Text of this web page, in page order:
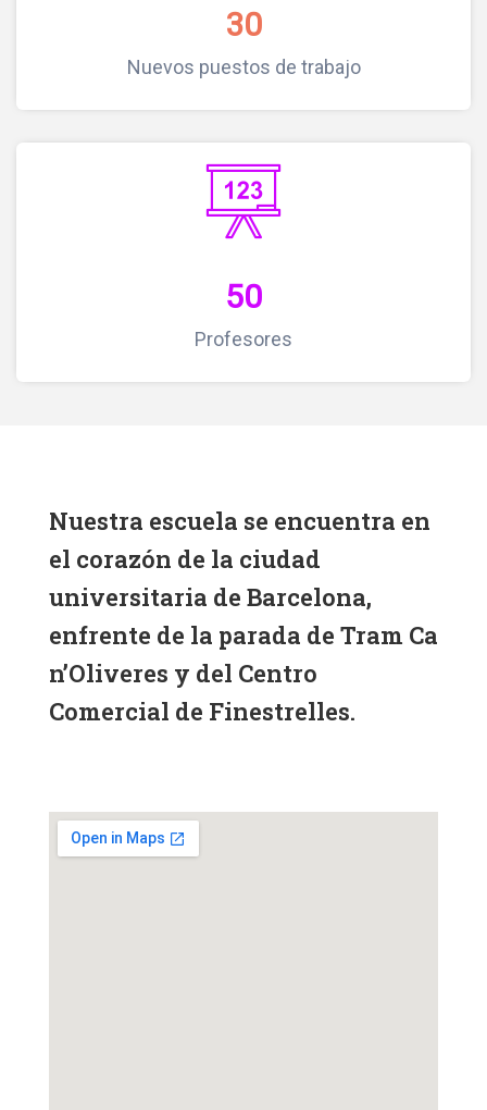
30
Nuevos puestos de trabajo
50
Profesores
Nuestra escuela se encuentra en
el corazón de la ciudad
universitaria de Barcelona,
enfrente de la parada de Tram Ca
n’Oliveres y del Centro
Comercial de Finestrelles.